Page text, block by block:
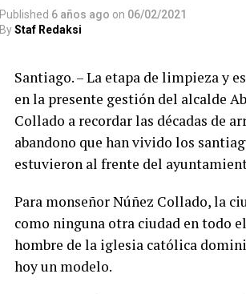
Published 6 años ago on 06/02/2021
ByStaf Redaksi
Santiago. – La etapa de limpieza y
en la presente gestión del alcalde
Collado a recordar las décadas de
abandono que han vivido los
estuvieron al frente del
Para monseñor Núñez Collado, la
como ninguna otra ciudad en todo
hombre de la iglesia católica
hoy un modelo.